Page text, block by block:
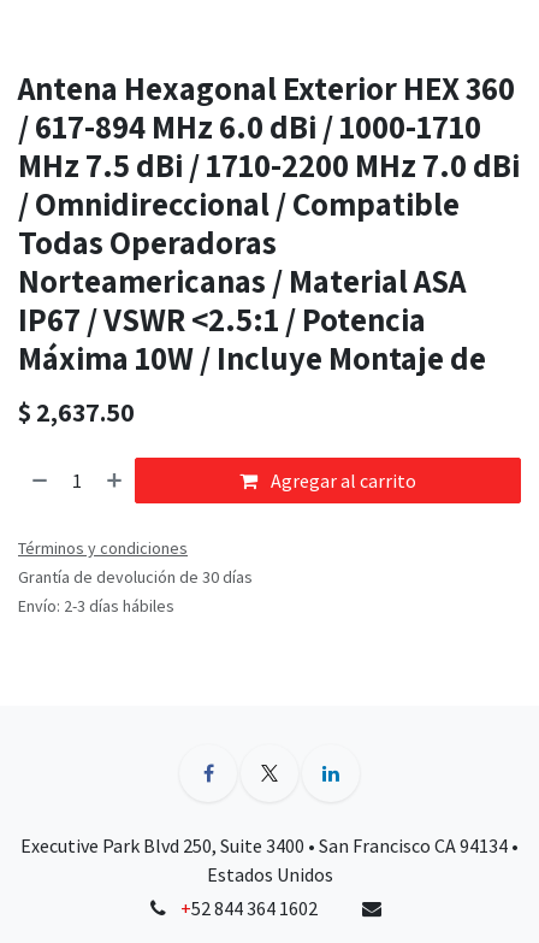
Antena Hexagonal Exterior HEX 360
/ 617-894 MHz 6.0 dBi / 1000-1710
MHz 7.5 dBi / 1710-2200 MHz 7.0 dBi
/ Omnidireccional / Compatible
Todas Operadoras
Norteamericanas / Material ASA
IP67 / VSWR <2.5:1 / Potencia
Máxima 10W / Incluye Montaje de
$ 2,637.50
Agregar al carrito
Términos y condiciones
Grantía de devolución de 30 días
Envío: 2-3 días hábiles
Executive Park Blvd 250, Suite 3400 • San Francisco CA 94134 •
Estados Unidos
+52 844 364 1602